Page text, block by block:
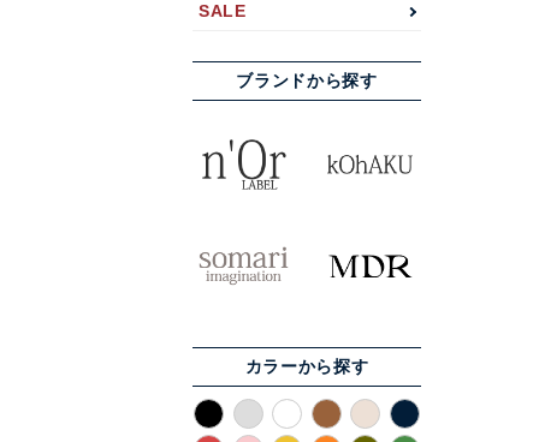
SALE
ブランドから探す
カラーから探す